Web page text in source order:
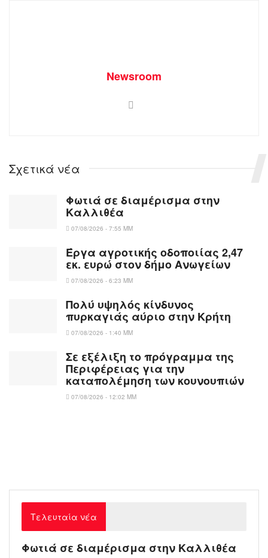
Newsroom
Σχετικά νέα
Φωτιά σε διαμέρισμα στην
Καλλιθέα
07/08/2026 - 7:55 ΜΜ
Έργα αγροτικής οδοποιίας 2,47
εκ. ευρώ στον δήμο Ανωγείων
07/08/2026 - 6:23 ΜΜ
Πολύ υψηλός κίνδυνος
πυρκαγιάς αύριο στην Κρήτη
07/08/2026 - 1:40 ΜΜ
Σε εξέλιξη το πρόγραμμα της
Περιφέρειας για την
καταπολέμηση των κουνουπιών
07/08/2026 - 12:02 ΜΜ
Τελευταία νέα
Φωτιά σε διαμέρισμα στην Καλλιθέα